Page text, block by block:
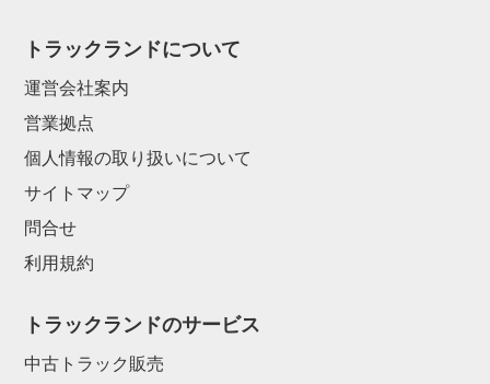
トラックランドについて
運営会社案内
営業拠点
個人情報の取り扱いについて
サイトマップ
問合せ
利用規約
トラックランドのサービス
中古トラック販売